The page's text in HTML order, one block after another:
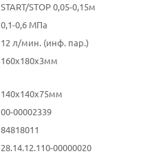
START/STOP 0,05-0,15м
0,1-0,6 МПа
12 л/мин. (инф. пар.)
160x180x3мм
140x140x75мм
00-00002339
84818011
28.14.12.110-00000020